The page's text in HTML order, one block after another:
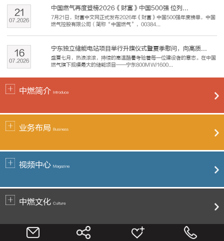
中国燃气再度登榜2026《财富》中国500强 位列...
7月21日，财富中文网正式发布2026年《财富》中国500强年度榜单，中国
燃气控股有限公司（简称“中国燃气”，00384...
07.2026
21
宁东独立储能电站项目举行升旗仪式暨夏季慰问，向高质...
盛夏七月，热浪滚滚，持续的高温酷暑考验着每一位建设者的意志。在中国
燃气旗下规模最大的储能项目——宁东800MW/1600...
07.2026
16
中燃简介 Introduce
业务布局 Business
视频中心 Magazine
中燃文化 Culture